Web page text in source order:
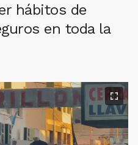
hábitos de
en toda la